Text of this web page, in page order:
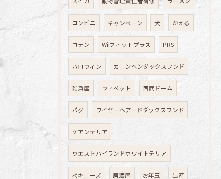
コンビニ キャンペーン 犬 かえる
コナン Wiiフィットプラス PRS
ハロウィン カニンヘンダックスフンド
雑貨屋 ウィペット 西武ドーム
パグ ワイヤーヘアードダックスフンド
ケアンテリア
ウエストハイランドホワイトテリア
ペキニーズ 居酒屋 お年玉 出産